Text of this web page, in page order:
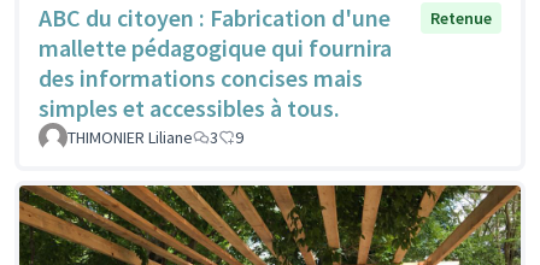
ABC du citoyen : Fabrication d'une
mallette pédagogique qui fournira
des informations concises mais
simples et accessibles à tous.
Retenue
THIMONIER Liliane 3 9